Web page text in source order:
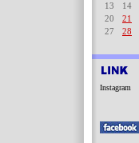
13
14
20
21
27
28
Instagram